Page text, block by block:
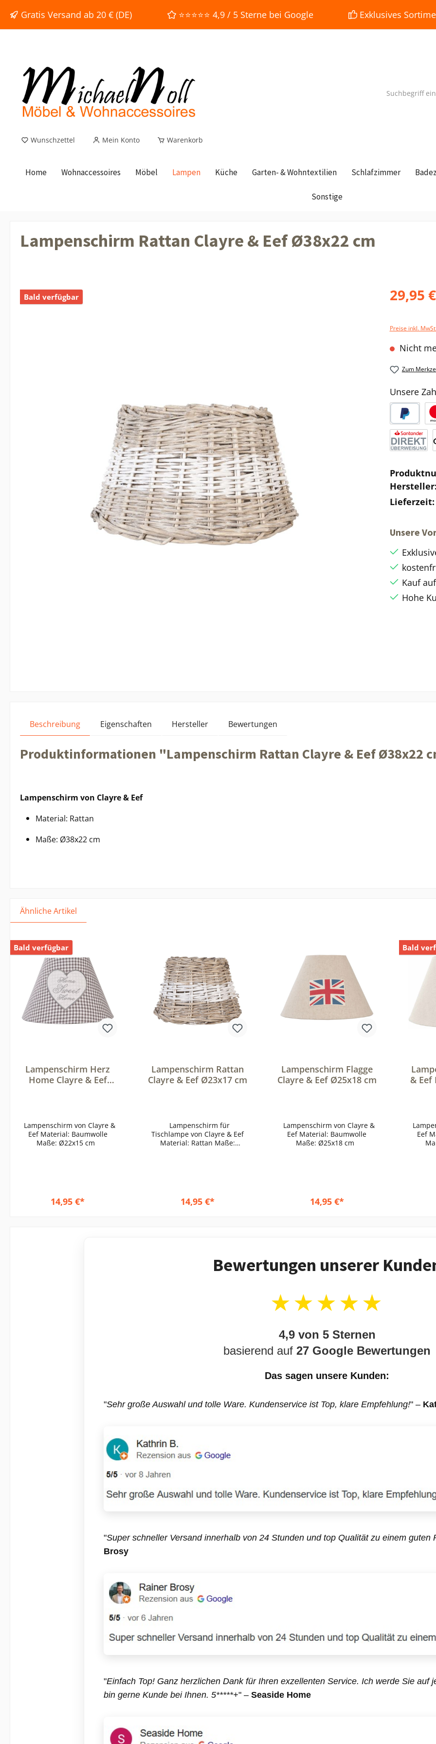
springen Zur Hauptnavigation springen
Gratis Versand ab 20 € (DE) ⭐⭐⭐⭐⭐ 4,9 / 5 Sterne bei Google Exklusives
Wunschzettel Mein Konto Warenkorb
Home Wohnaccessoires Möbel Lampen Küche Garten- & Wohntextilien Schlafzimmer
Sonstige
Lampenschirm Rattan Clayre & Eef Ø38x22 cm
Bald verfügbar 29,95
Preise inkl.
Nicht
Zum
Unsere
Unsere
Kauf
Hohe
Beschreibung Eigenschaften Hersteller Bewertungen
Produktinformationen "Lampenschirm Rattan Clayre & Eef Ø38x22
Lampenschirm von Clayre & Eef
Material: Rattan
Maße: Ø38x22 cm
Ähnliche Artikel
Bald verfügbar
Lampenschirm Herz
Home Clayre & Eef
Lampenschirm von Clayre &
Eef Material: Baumwolle
14,95 €*
Lampenschirm Rattan
Clayre & Eef Ø23x17 cm
Lampenschirm für
Tischlampe von Clayre & Eef
Material: Rattan Maße:
machen jeden Lampenschirm
14,95 €*
Lampenschirm Flagge
Clayre & Eef Ø25x18 cm
Lampenschirm von Clayre &
Eef Material: Baumwolle
14,95 €*
Bald
& Eef
Eef Material: Baumwolle
Bewertungen unserer
★★★★★
4,9 von 5 Sternen
basierend auf 27 Google Bewertungen
Das sagen unsere Kunden:
"Sehr große Auswahl und tolle Ware. Kundenservice ist Top, klare Empfehlung!" –
"Super schneller Versand innerhalb von 24 Stunden und top Qualität zu einem guten
Brosy
"Einfach Top! Ganz herzlichen Dank für Ihren exzellenten Service. Ich werde Sie auf
bin gerne Kunde bei Ihnen. 5*****+" – Seaside Home